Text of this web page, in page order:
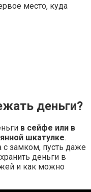
место, куда
деньги?
в сейфе или в
шкатулке.
замком, пусть даже
деньги в
и как можно